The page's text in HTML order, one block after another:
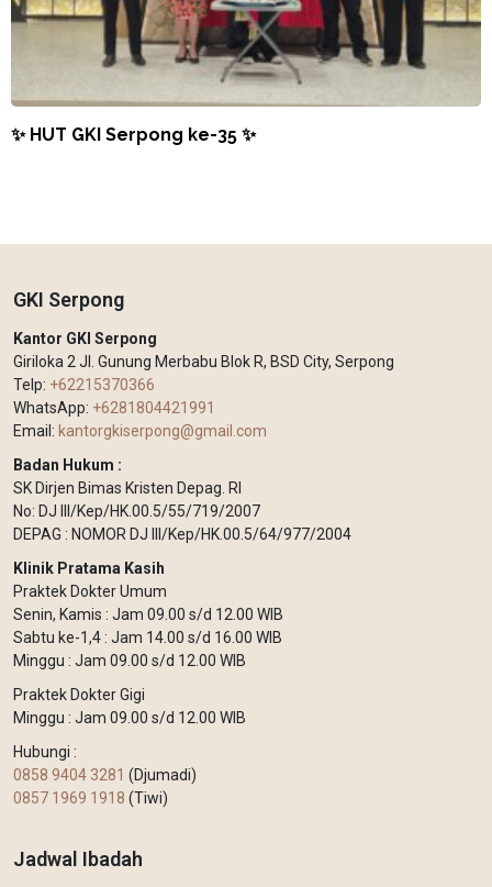
✨ HUT GKI Serpong ke-35 ✨
GKI Serpong
Kantor GKI Serpong
Giriloka 2 Jl. Gunung Merbabu Blok R, BSD City, Serpong
Telp: +62215370366
WhatsApp: +6281804421991
Email: kantorgkiserpong@gmail.com
Badan Hukum :
SK Dirjen Bimas Kristen Depag. RI
No: DJ III/Kep/HK.00.5/55/719/2007
DEPAG : NOMOR DJ III/Kep/HK.00.5/64/977/2004
Klinik Pratama Kasih
Praktek Dokter Umum
Senin, Kamis : Jam 09.00 s/d 12.00 WIB
Sabtu ke-1,4 : Jam 14.00 s/d 16.00 WIB
Minggu : Jam 09.00 s/d 12.00 WIB
Praktek Dokter Gigi
Minggu : Jam 09.00 s/d 12.00 WIB
Hubungi :
0858 9404 3281 (Djumadi)
0857 1969 1918 (Tiwi)
Jadwal Ibadah